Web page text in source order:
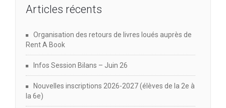
Articles récents
Organisation des retours de livres loués auprès de
Rent A Book
Infos Session Bilans – Juin 26
Nouvelles inscriptions 2026-2027 (élèves de la 2e à
la 6e)